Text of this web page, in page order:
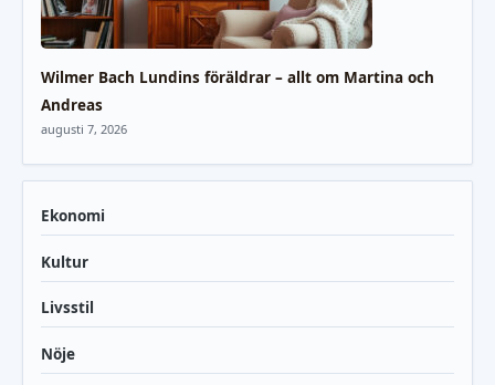
Wilmer Bach Lundins föräldrar – allt om Martina och
Andreas
augusti 7, 2026
Ekonomi
Kultur
Livsstil
Nöje